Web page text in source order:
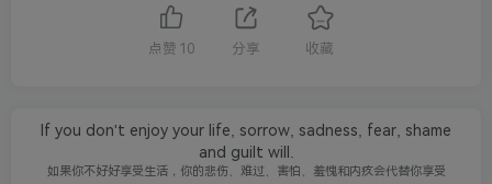
点赞 10 分享 收藏
If you don't enjoy your life, sorrow, sadness, fear, shame
and guilt will.
如果你不好好享受生活，你的悲伤、难过、害怕、羞愧和内疚会代替你享受